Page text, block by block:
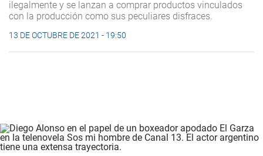
ilegalmente y se lanzan a comprar productos vinculados
con la producción como sus peculiares disfraces.
13 DE OCTUBRE DE 2021 - 19:50